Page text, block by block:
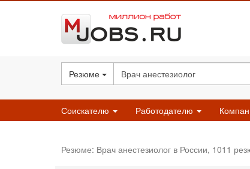
Резюме
Соискателю Работодателю
Резюме: Врач анестезиолог в России, 1011